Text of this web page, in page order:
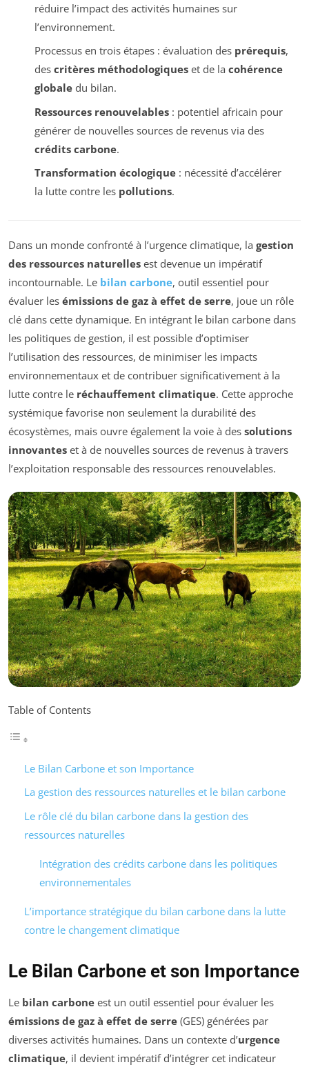
réduire l’impact des activités humaines sur
l’environnement.
Processus en trois étapes : évaluation des prérequis,
des critères méthodologiqueset de la cohérence
globaledu bilan.
Ressources renouvelables: potentiel africain pour
générer de nouvelles sources de revenus via des
crédits carbone.
Transformation écologique: nécessité d’accélérer
la lutte contre les pollutions.
Dans un monde confronté à l’urgence climatique, la gestion
des ressources naturelles est devenue un impératif
incontournable. Le bilan carbone, outil essentiel pour
évaluer les émissions de gaz à effet de serre, joue un rôle
clé dans cette dynamique. En intégrant le bilan carbone dans
les politiques de gestion, il est possible d’optimiser
l’utilisation des ressources, de minimiser les impacts
environnementaux et de contribuer significativement à la
lutte contre le réchauffement climatique. Cette approche
systémique favorise non seulement la durabilité des
écosystèmes, mais ouvre également la voie à des solutions
innovantes et à de nouvelles sources de revenus à travers
l’exploitation responsable des ressources renouvelables.
Table of Contents
Le Bilan Carbone et son Importance
La gestion des ressources naturelles et le bilan carbone
Le rôle clé du bilan carbone dans la gestion des
ressources naturelles
Intégration des crédits carbone dans les politiques
environnementales
L’importance stratégique du bilan carbone dans la lutte
contre le changement climatique
Le Bilan Carbone et son Importance
Le bilan carbone est un outil essentiel pour évaluer les
émissions de gaz à effet de serre (GES) générées par
diverses activités humaines. Dans un contexte d’urgence
climatique, il devient impératif d’intégrer cet indicateur